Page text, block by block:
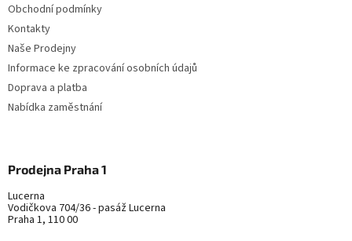
Obchodní podmínky
Kontakty
Naše Prodejny
Informace ke zpracování osobních údajů
Doprava a platba
Nabídka zaměstnání
Prodejna Praha 1
Lucerna
Vodičkova 704/36 - pasáž Lucerna
Praha 1, 110 00